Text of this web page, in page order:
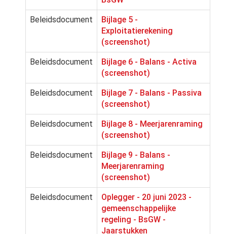
Beleidsdocument
Bijlage 5 -
Exploitatierekening
(screenshot)
Beleidsdocument
Bijlage 6 - Balans - Activa
(screenshot)
Beleidsdocument
Bijlage 7 - Balans - Passiva
(screenshot)
Beleidsdocument
Bijlage 8 - Meerjarenraming
(screenshot)
Beleidsdocument
Bijlage 9 - Balans -
Meerjarenraming
(screenshot)
Beleidsdocument
Oplegger - 20 juni 2023 -
gemeenschappelijke
regeling - BsGW -
Jaarstukken